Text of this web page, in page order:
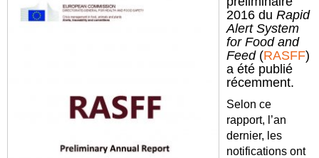
2016 du Rapid
Alert System
for Food and
Feed(RASFF)
a été publié
récemment.
Selon ce
rapport, l’an
dernier, les
notifications ont